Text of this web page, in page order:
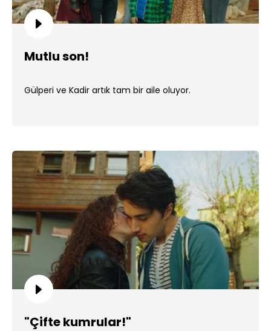
Mutlu son!
Gülperi ve Kadir artık tam bir aile oluyor.
"Çifte kumrular!"